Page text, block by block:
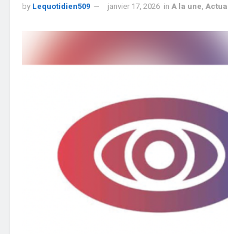
by Lequotidien509 janvier 17, 2026 in A la une,